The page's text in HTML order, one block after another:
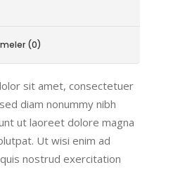
(0)
sit amet, consectetuer
diam nonummy nibh
ut laoreet dolore magna
Ut wisi enim ad
nostrud exercitation